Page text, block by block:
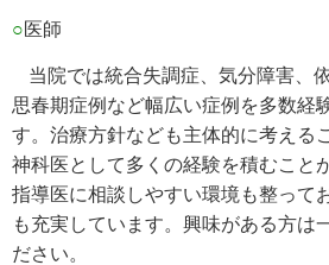
○医師
当院では統合失調症、気分障害、
思春期症例など幅広い症例を多数経
す。治療方針なども主体的に考える
神科医として多くの経験を積むこと
指導医に相談しやすい環境も整って
も充実しています。興味がある方は
ださい。